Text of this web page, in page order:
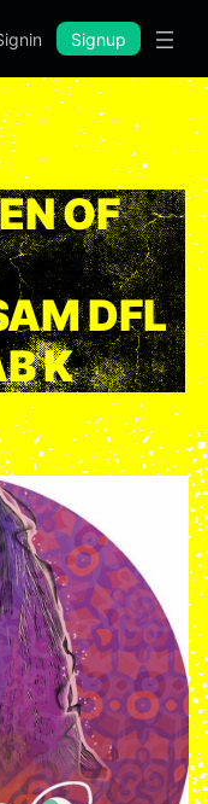
Signup
OF
DFL
K